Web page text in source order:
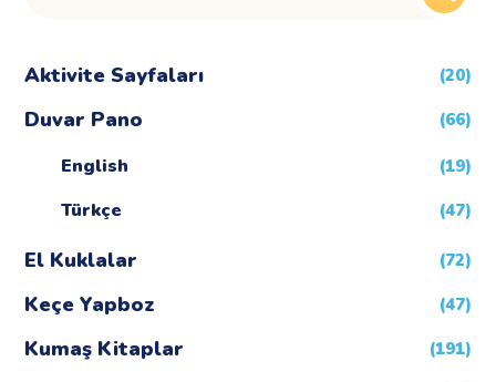
Aktivite Sayfaları (20)
Duvar Pano (66)
English (19)
Türkçe (47)
El Kuklalar (72)
Keçe Yapboz (47)
Kumaş Kitaplar (191)